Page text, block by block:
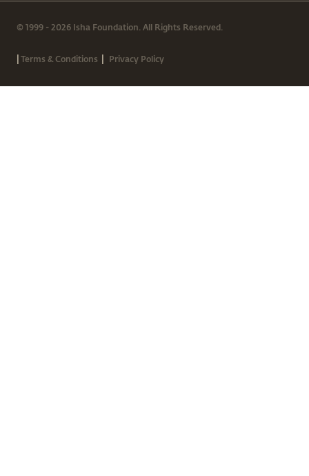
© 1999 - 2026 Isha Foundation. All Rights Reserved.
|Terms & Conditions | Privacy Policy